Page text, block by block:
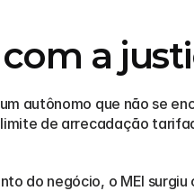
a
autônomo que não se
de arrecadação
do negócio, o MEI